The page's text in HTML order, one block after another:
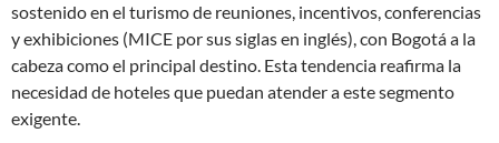
sostenido en el turismo de reuniones, incentivos, conferencias
y exhibiciones (MICE por sus siglas en inglés), con Bogotá a la
cabeza como el principal destino. Esta tendencia reafirma la
necesidad de hoteles que puedan atender a este segmento
exigente.